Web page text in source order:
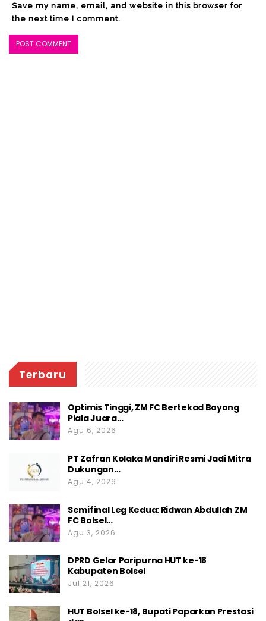
pintanya. (Advertorial)
Save my name, email, and website in this browser for
the next time I comment.
Terbaru
Optimis Tinggi, ZM FC Bertekad Boyong
Piala Juara…
Agu 6, 2026
PT Zafran Kolaka Mandiri Resmi Jadi Mitra
Dukungan…
Agu 4, 2026
Semifinal Leg Kedua: Ridwan Abdullah ZM
FC Bolsel…
Agu 3, 2026
DPRD Gelar Paripurna HUT ke-18
Kabupaten Bolsel
Jul 21, 2026
HUT Bolsel ke-18, Bupati Paparkan Prestasi